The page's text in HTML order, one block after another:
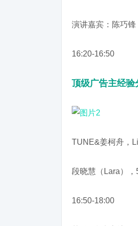
演讲嘉宾：陈巧
16:20-16:50
顶级广告主经验
TUNE&姜柯舟，
段晓慧（Lara）
16:50-18:00